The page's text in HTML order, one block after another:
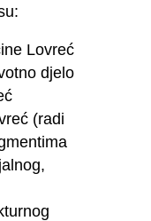
Lovreć
djelo
(radi